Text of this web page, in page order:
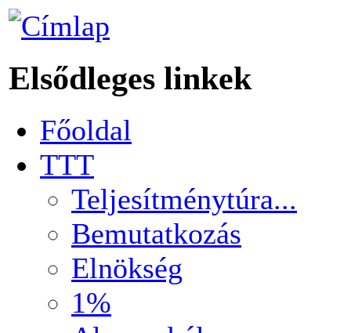
Elsődleges linkek
Főoldal
TTT
Teljesítménytúra...
Bemutatkozás
Elnökség
1%